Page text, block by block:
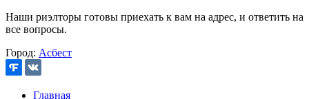
Наши риэлторы готовы приехать к вам на адрес, и ответить на
все вопросы.
Город: Асбест
Главная